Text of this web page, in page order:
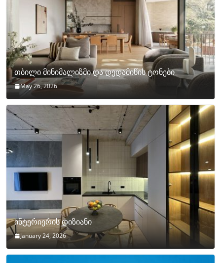
თბილი მინიმალიზმი და დედამიწის ტონები
May 26, 2026
ინტერიერის დიზიანი
January 24, 2026